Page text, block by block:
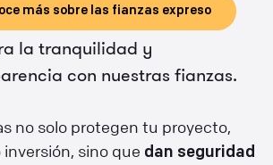
más sobre las fianzas expreso
la tranquilidad y
con nuestras fianzas.
no solo protegen tu proyecto,
sino que dan seguridad